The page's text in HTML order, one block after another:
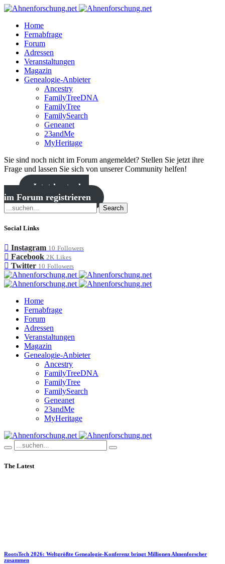
Home
Fernabfrage
Forum
Adressen
Veranstaltungen
Magazin
Genealogie-Anbieter
Ancestry
FamilyTreeDNA
FamilyTree
FamilySearch
Geneanet
23andMe
MyHeritage
Sie sind noch nicht im Forum angemeldet? Stellen Sie jetzt ihre
Frage und lassen Sie sich von unserer Community helfen!
Jetzt kostenlos
im Forum registrieren
Search
Social Links
Instagram 10 Followers
Facebook 2K Likes
Twitter 10 Followers
Home
Fernabfrage
Forum
Adressen
Veranstaltungen
Magazin
Genealogie-Anbieter
Ancestry
FamilyTreeDNA
FamilyTree
FamilySearch
Geneanet
23andMe
MyHeritage
The Latest
RootsTech 2026: Weltgrößte Genealogie-Konferenz bringt Millionen Ahnenforscher
zusammen